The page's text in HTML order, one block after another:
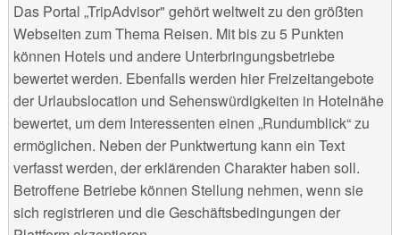
Das Portal „TripAdvisor" gehört weltweit zu den größten
Webseiten zum Thema Reisen. Mit bis zu 5 Punkten
können Hotels und andere Unterbringungsbetriebe
bewertet werden. Ebenfalls werden hier Freizeitangebote
der Urlaubslocation und Sehenswürdigkeiten in Hotelnähe
bewertet, um dem Interessenten einen „Rundumblick“ zu
ermöglichen. Neben der Punktwertung kann ein Text
verfasst werden, der erklärenden Charakter haben soll.
Betroffene Betriebe können Stellung nehmen, wenn sie
sich registrieren und die Geschäftsbedingungen der